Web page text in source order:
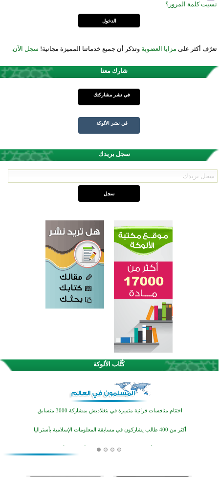
نسيت كلمة المرور؟
تعرّف أكثر على مزايا العضوية وتذكر أن جميع خدماتنا المميزة مجانية! سجل الآن.
شارك معنا
في نشر مشاركتك
في نشر الألوكة
سجل بريدك
كُتَّاب الألوكة
اختتام الدورة التاسعة لمسابقة حفظ وتلاوة القرآن الكريم في أزناكاييف
تيسليتش تختتم برنامجا تعليميا لتعزيز القيم وبناء الشخصية للشباب المسلمين
اختتام منافسات قرآنية متميزة في بنغلاديش بمشاركة 3000 متسابق
أكثر من 400 طالب يشاركون في مسابقة المعلومات الإسلامية بأستراليا
افتتاح تاريخي لأول مسجد في بلييفليا بالجبل الأسود منذ أكثر من قرن